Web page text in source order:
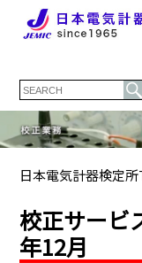
日本電気計器検定所
校正サービ
年12月